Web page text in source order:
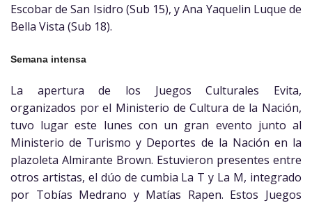
Escobar de San Isidro (Sub 15), y Ana Yaquelin Luque de
Bella Vista (Sub 18).
Semana intensa
La apertura de los Juegos Culturales Evita,
organizados por el Ministerio de Cultura de la Nación,
tuvo lugar este lunes con un gran evento junto al
Ministerio de Turismo y Deportes de la Nación en la
plazoleta Almirante Brown. Estuvieron presentes entre
otros artistas, el dúo de cumbia La T y La M, integrado
por Tobías Medrano y Matías Rapen. Estos Juegos